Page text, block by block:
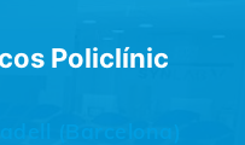
Policlínic